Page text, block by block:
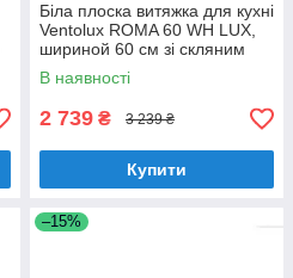
Біла плоска витяжка для кухні
Ventolux ROMA 60 WH LUX,
шириной 60 см зі скляним
козирком
В наявності
2 739 ₴ 3 239 ₴
Купити
–15%